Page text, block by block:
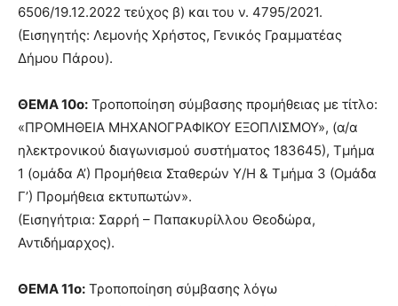
6506/19.12.2022 τεύχος β) και του ν. 4795/2021.
(Εισηγητής: Λεμονής Χρήστος, Γενικός Γραμματέας
Δήμου Πάρου).
ΘΕΜΑ 10ο: Τροποποίηση σύμβασης προμήθειας με τίτλο:
«ΠΡΟΜΗΘΕΙΑ ΜΗΧΑΝΟΓΡΑΦΙΚΟΥ ΕΞΟΠΛΙΣΜΟΥ», (α/α
ηλεκτρονικού διαγωνισμού συστήματος 183645), Τμήμα
1 (ομάδα Α’) Προμήθεια Σταθερών Υ/Η & Τμήμα 3 (Ομάδα
Γ’) Προμήθεια εκτυπωτών».
(Εισηγήτρια: Σαρρή – Παπακυρίλλου Θεοδώρα,
Αντιδήμαρχος).
ΘΕΜΑ 11ο: Τροποποίηση σύμβασης λόγω